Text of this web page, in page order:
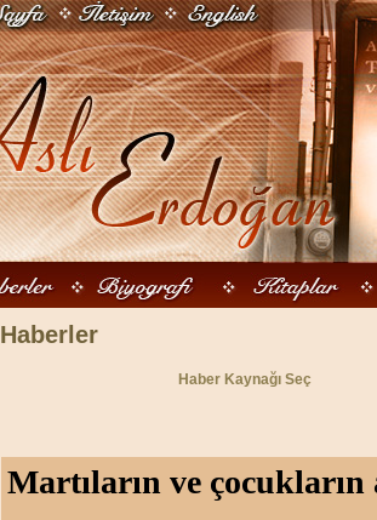
Haberler
Haber Kaynağı Seç
Martıların ve çocukların